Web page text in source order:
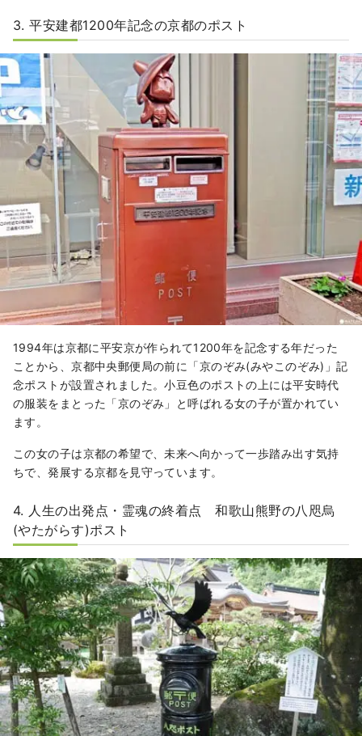
3. 平安建都1200年記念の京都のポスト
1994年は京都に平安京が作られて1200年を記念する年だった
ことから、京都中央郵便局の前に「京のぞみ(みやこのぞみ)」記
念ポストが設置されました。小豆色のポストの上には平安時代
の服装をまとった「京のぞみ」と呼ばれる女の子が置かれてい
ます。
この女の子は京都の希望で、未来へ向かって一歩踏み出す気持
ちで、発展する京都を見守っています。
4. 人生の出発点・霊魂の終着点 和歌山熊野の八咫烏
(やたがらす)ポスト